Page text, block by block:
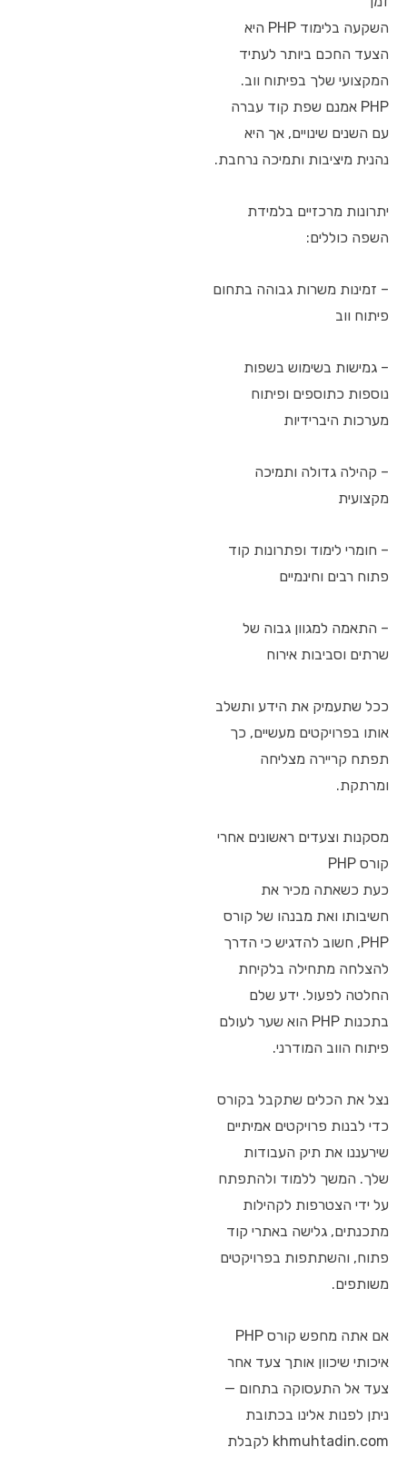
השקעה בלימוד PHP היא
הצעד החכם ביותר לעתיד
המקצועי שלך בפיתוח ווב.
PHP אמנם שפת קוד עברה
עם השנים שינויים, אך היא
נהנית מיציבות ותמיכה נרחבת.
יתרונות מרכזיים בלמידת
השפה כוללים:
– זמינות משרות גבוהה בתחום
פיתוח ווב
– גמישות בשימוש בשפות
נוספות כתוספים ופיתוח
מערכות היברידיות
– קהילה גדולה ותמיכה
מקצועית
– חומרי לימוד ופתרונות קוד
פתוח רבים וחינמיים
– התאמה למגוון גבוה של
שרתים וסביבות אירוח
ככל שתעמיק את הידע ותשלב
אותו בפרויקטים מעשיים, כך
תפתח קריירה מצליחה
ומרתקת.
מסקנות וצעדים ראשונים אחרי
קורס PHP
כעת כשאתה מכיר את
חשיבותו ואת מבנהו של קורס
PHP, חשוב להדגיש כי הדרך
להצלחה מתחילה בלקיחת
החלטה לפעול. ידע שלם
בתכנות PHP הוא שער לעולם
פיתוח הווב המודרני.
נצל את הכלים שתקבל בקורס
כדי לבנות פרויקטים אמיתיים
שירעננו את תיק העבודות
שלך. המשך ללמוד ולהתפתח
על ידי הצטרפות לקהילות
מתכנתים, גלישה באתרי קוד
פתוח, והשתתפות בפרויקטים
משותפים.
אם אתה מחפש קורס PHP
איכותי שיכוון אותך צעד אחר
צעד אל התעסוקה בתחום —
ניתן לפנות אלינו בכתובת
khmuhtadin.com לקבלת